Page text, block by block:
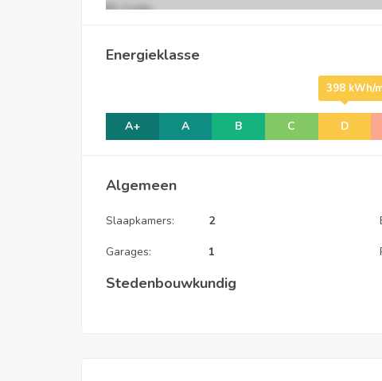
EPC Code
€ 15
Energieklasse
A+ A B C D
398 kWh/
Algemeen
Slaapkamers: 2
Garages: 1
Stedenbouwkundig